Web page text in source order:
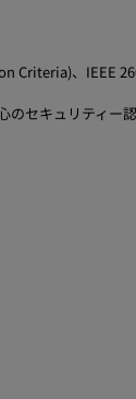
Criteria)、IEEE
セキュリティー